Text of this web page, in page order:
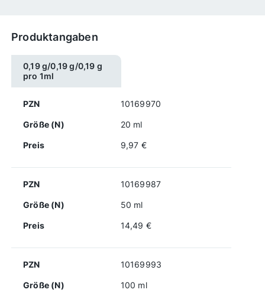
Produktangaben
0,19 g/0,19 g/0,19 g
pro 1ml
PZN 10169970
Größe (N) 20 ml
Preis 9,97 €
PZN 10169987
Größe (N) 50 ml
Preis 14,49 €
PZN 10169993
Größe (N) 100 ml